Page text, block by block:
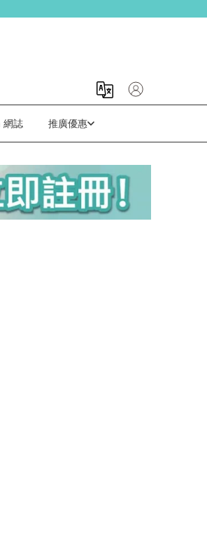
網誌 推廣優惠